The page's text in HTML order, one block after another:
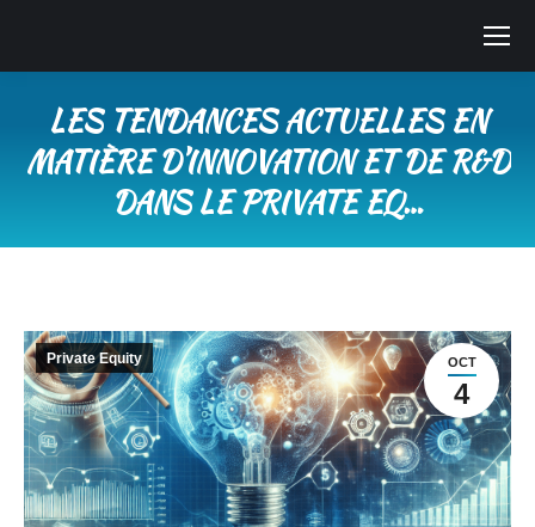
LES TENDANCES ACTUELLES EN
MATIÈRE D’INNOVATION ET DE R&D
DANS LE PRIVATE EQ…
OCT
4
Private Equity